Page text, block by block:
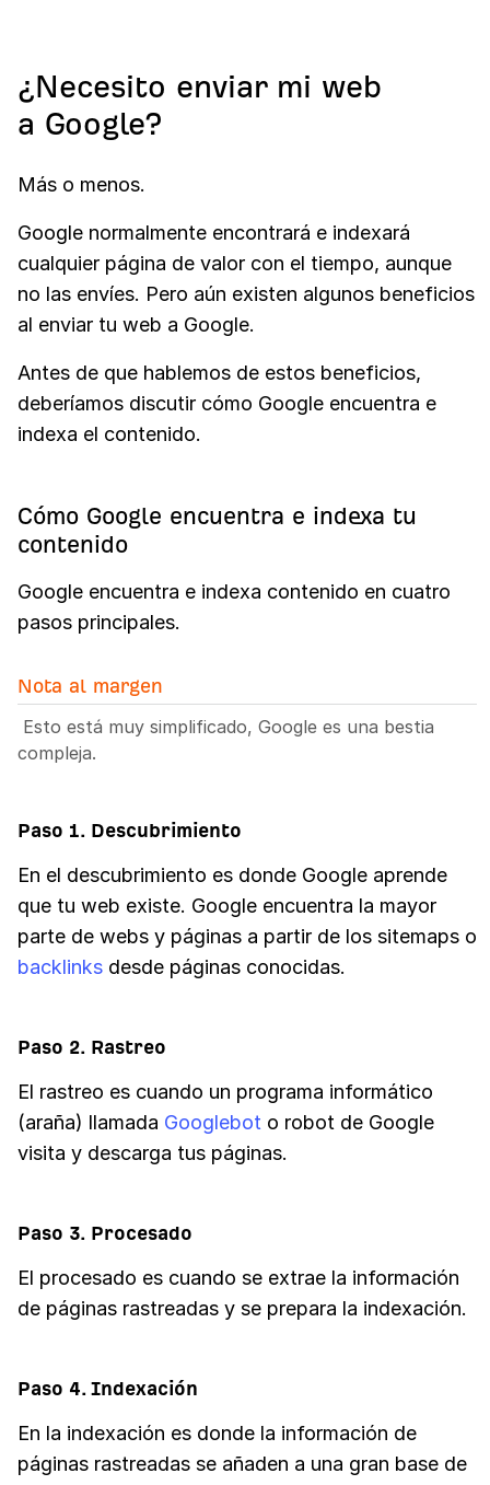
¿Necesito enviar mi web
a Google?
Más o menos.
Google normalmente encontrará e indexará
cualquier página de valor con el tiempo, aunque
no las envíes. Pero aún existen algunos beneficios
al enviar tu web a Google.
Antes de que hablemos de estos beneficios,
deberíamos discutir cómo Google encuentra e
indexa el contenido.
Cómo Google encuentra e indexa tu
contenido
Google encuentra e indexa contenido en cuatro
pasos principales.
Nota al margen
Esto está muy simplificado, Google es una bestia
compleja.
Paso 1. Descubrimiento
En el descubrimiento es donde Google aprende
que tu web existe. Google encuentra la mayor
parte de webs y páginas a partir de los sitemaps o
backlinks desde páginas conocidas.
Paso 2. Rastreo
El rastreo es cuando un programa informático
(araña) llamada Googlebot o robot de Google
visita y descarga tus páginas.
Paso 3. Procesado
El procesado es cuando se extrae la información
de páginas rastreadas y se prepara la indexación.
Paso 4. Indexación
En la indexación es donde la información de
páginas rastreadas se añaden a una gran base de